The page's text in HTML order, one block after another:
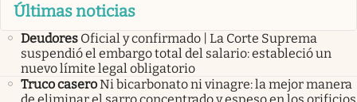
Últimas noticias
Deudores Oficial y confirmado | La Corte Suprema
suspendió el embargo total del salario: estableció un
nuevo límite legal obligatorio
Truco caseroNi bicarbonato ni vinagre: la mejor manera